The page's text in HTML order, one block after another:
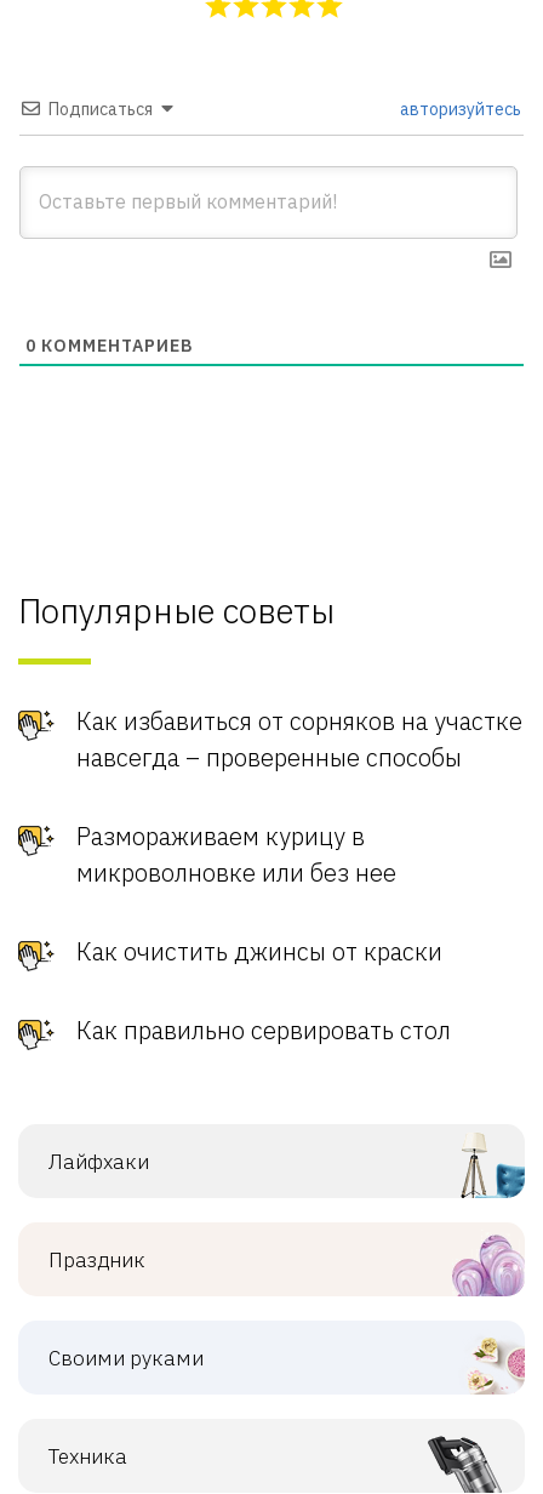
Подписаться авторизуйтесь
0 КОММЕНТАРИЕВ
Популярные советы
Как избавиться от сорняков на участке
навсегда – проверенные способы
Размораживаем курицу в
микроволновке или без нее
Как очистить джинсы от краски
Как правильно сервировать стол
Лайфхаки
Праздник
Своими руками
Техника